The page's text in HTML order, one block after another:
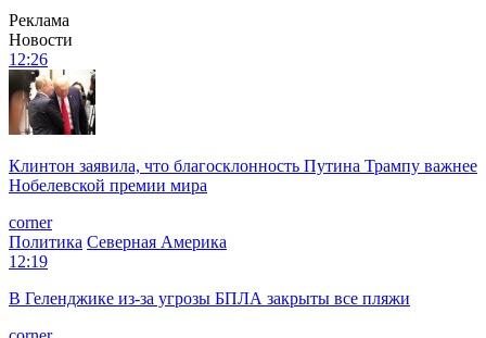
Реклама
Новости
12:26
Клинтон заявила, что благосклонность Путина Трампу важнее
Нобелевской премии мира
corner
Политика Северная Америка
12:19
В Геленджике из-за угрозы БПЛА закрыты все пляжи